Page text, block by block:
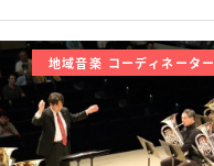
地域音楽 コーディネーター